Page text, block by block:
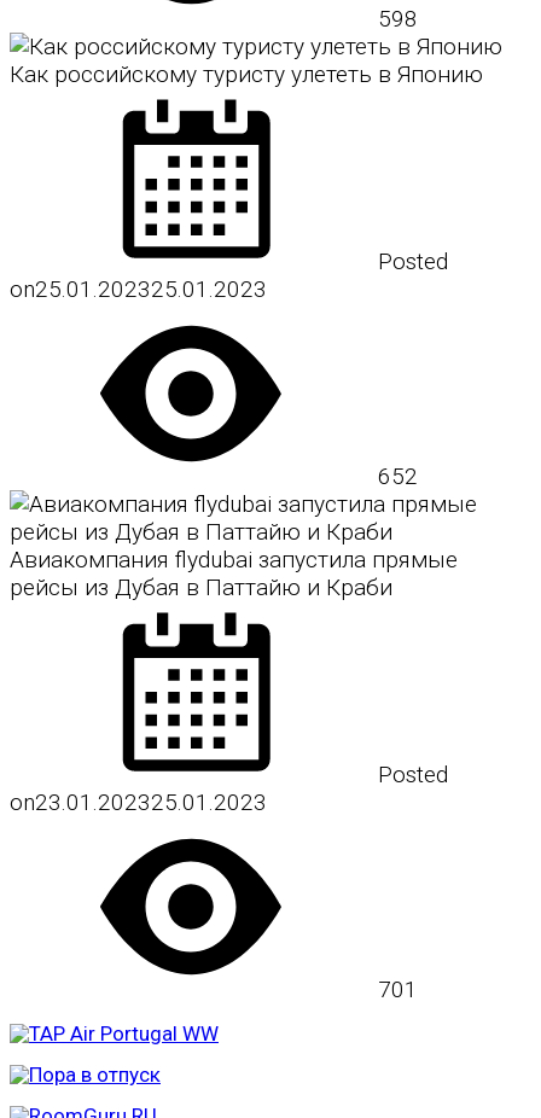
598
Как российскому туристу улететь в Японию
Posted
on25.01.202325.01.2023
652
Авиакомпания flydubai запустила прямые
рейсы из Дубая в Паттайю и Краби
Posted
on23.01.202325.01.2023
701